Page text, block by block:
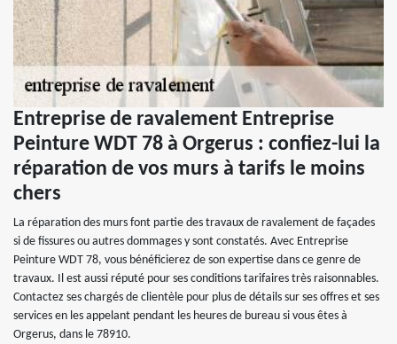
Entreprise de ravalement Entreprise
Peinture WDT 78 à Orgerus : confiez-lui la
réparation de vos murs à tarifs le moins
chers
La réparation des murs font partie des travaux de ravalement de façades
si de fissures ou autres dommages y sont constatés. Avec Entreprise
Peinture WDT 78, vous bénéficierez de son expertise dans ce genre de
travaux. Il est aussi réputé pour ses conditions tarifaires très raisonnables.
Contactez ses chargés de clientèle pour plus de détails sur ses offres et ses
services en les appelant pendant les heures de bureau si vous êtes à
Orgerus, dans le 78910.